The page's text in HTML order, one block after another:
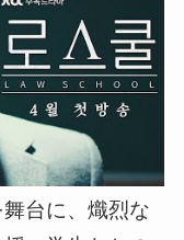
台に、熾烈な